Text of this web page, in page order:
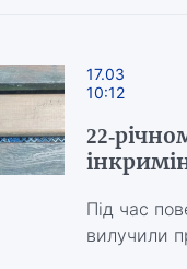
17.03
10:12
22-
Під час
вилучили